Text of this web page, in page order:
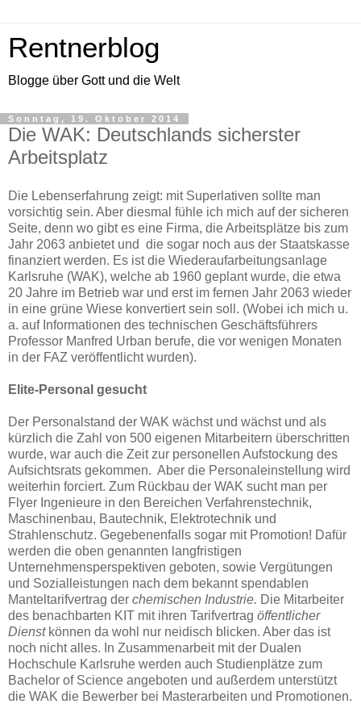
Rentnerblog
Blogge über Gott und die Welt
Sonntag, 19. Oktober 2014
Die WAK: Deutschlands sicherster
Arbeitsplatz
Die Lebenserfahrung zeigt: mit Superlativen sollte man
vorsichtig sein. Aber diesmal fühle ich mich auf der sicheren
Seite, denn wo gibt es eine Firma, die Arbeitsplätze bis zum
Jahr 2063 anbietet und die sogar noch aus der Staatskasse
finanziert werden. Es ist die Wiederaufarbeitungsanlage
Karlsruhe (WAK), welche ab 1960 geplant wurde, die etwa
20 Jahre im Betrieb war und erst im fernen Jahr 2063 wieder
in eine grüne Wiese konvertiert sein soll. (Wobei ich mich u.
a. auf Informationen des technischen Geschäftsführers
Professor Manfred Urban berufe, die vor wenigen Monaten
in der FAZ veröffentlicht wurden).
Elite-Personal gesucht
Der Personalstand der WAK wächst und wächst und als
kürzlich die Zahl von 500 eigenen Mitarbeitern überschritten
wurde, war auch die Zeit zur personellen Aufstockung des
Aufsichtsrats gekommen. Aber die Personaleinstellung wird
weiterhin forciert. Zum Rückbau der WAK sucht man per
Flyer Ingenieure in den Bereichen Verfahrenstechnik,
Maschinenbau, Bautechnik, Elektrotechnik und
Strahlenschutz. Gegebenenfalls sogar mit Promotion! Dafür
werden die oben genannten langfristigen
Unternehmensperspektiven geboten, sowie Vergütungen
und Sozialleistungen nach dem bekannt spendablen
Manteltarifvertrag der chemischen Industrie. Die Mitarbeiter
des benachbarten KIT mit ihren Tarifvertrag öffentlicher
Dienstkönnen da wohl nur neidisch blicken. Aber das ist
noch nicht alles. In Zusammenarbeit mit der Dualen
Hochschule Karlsruhe werden auch Studienplätze zum
Bachelor of Science angeboten und außerdem unterstützt
die WAK die Bewerber bei Masterarbeiten und Promotionen.